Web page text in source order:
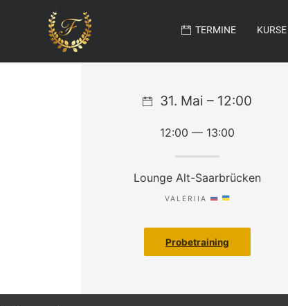
TERMINE KURSE
31. Mai – 12:00
12:00 — 13:00
Lounge Alt-Saarbrücken
VALERIIA
Probetraining